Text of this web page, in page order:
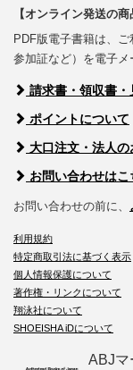
【オンライン発送の商
PDF版電子書籍は、
参加証など）を電子メ
請求書・領収書
ポイントについて
大口注文・法人の
お問い合わせはこ
お問い合わせの前に、
利用規約
特定商取引法に基づく表示
個人情報保護について
著作権・リンクについて
翔泳社について
SHOEISHA iDについて
ABJマ